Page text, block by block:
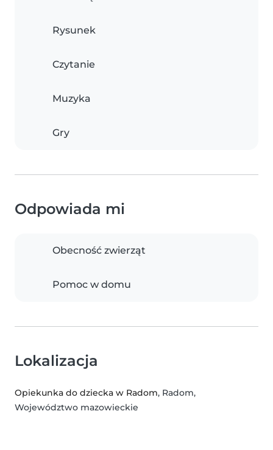
Rysunek
Czytanie
Muzyka
Gry
Odpowiada mi
Obecność zwierząt
Pomoc w domu
Lokalizacja
Opiekunka do dziecka w Radom, Radom,
Województwo mazowieckie